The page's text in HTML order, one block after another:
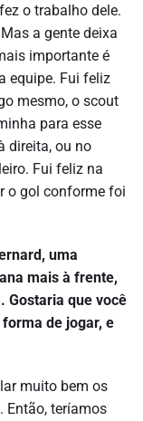
o trabalho dele.
a gente deixa
importante é
equipe. Fui feliz
mesmo, o scout
para esse
direita, ou no
Fui feliz na
o gol conforme foi
uma
mais à frente,
Gostaria que você
de jogar, e
muito bem os
Então, teríamos